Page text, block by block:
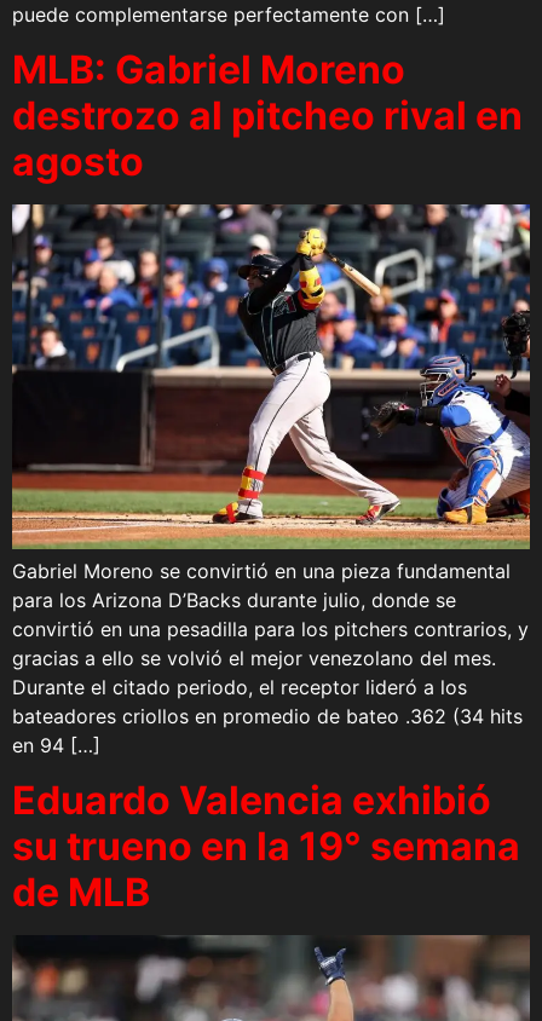
puede complementarse perfectamente con […]
MLB: Gabriel Moreno
destrozo al pitcheo rival en
agosto
Gabriel Moreno se convirtió en una pieza fundamental
para los Arizona D’Backs durante julio, donde se
convirtió en una pesadilla para los pitchers contrarios, y
gracias a ello se volvió el mejor venezolano del mes.
Durante el citado periodo, el receptor lideró a los
bateadores criollos en promedio de bateo .362 (34 hits
en 94 […]
Eduardo Valencia exhibió
su trueno en la 19° semana
de MLB